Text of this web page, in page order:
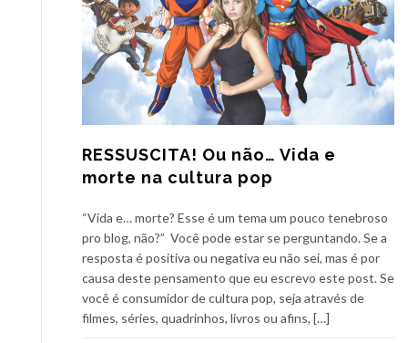
RESSUSCITA! Ou não… Vida e
morte na cultura pop
“Vida e… morte? Esse é um tema um pouco tenebroso
pro blog, não?” Você pode estar se perguntando. Se a
resposta é positiva ou negativa eu não sei, mas é por
causa deste pensamento que eu escrevo este post. Se
você é consumidor de cultura pop, seja através de
filmes, séries, quadrinhos, livros ou afins, […]